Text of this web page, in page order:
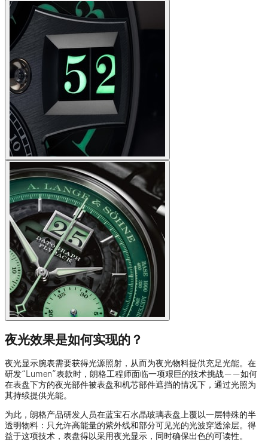
夜光效果是如何实现的？
夜光显示腕表需要获得光源照射，从而为夜光物料提供充足光能。在
研发“Lumen”表款时，朗格工程师面临一项艰巨的技术挑战——如何
在表盘下方的夜光部件被表盘和机芯部件遮挡的情况下，通过光照为
其持续提供光能。
为此，朗格产品研发人员在蓝宝石水晶玻璃表盘上覆以一层特殊的半
透明物料：只允许高能量的紫外线和部分可见光的光波穿透涂层。得
益于这项技术，表盘得以采用夜光显示，同时确保出色的可读性。